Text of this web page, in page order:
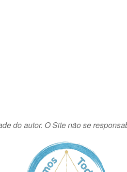
do autor. O Site não se